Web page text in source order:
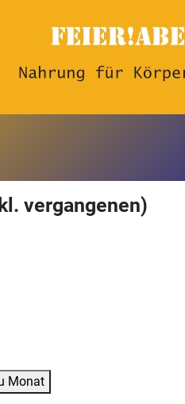
vergangenen)
Monat